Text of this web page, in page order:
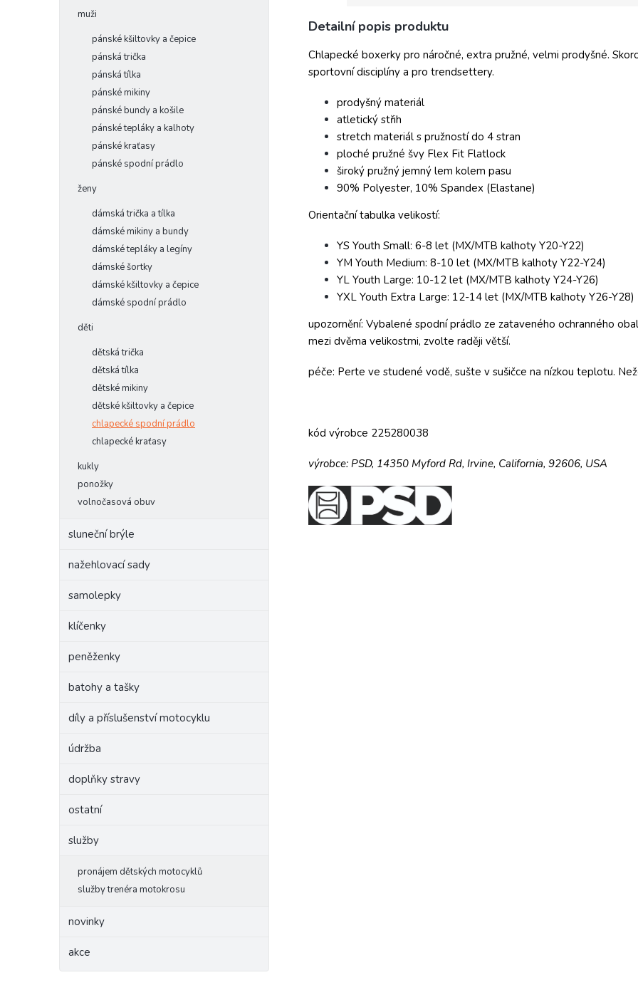
muži
pánské kšiltovky a čepice
pánská trička
pánská tílka
pánské mikiny
pánské bundy a košile
pánské tepláky a kalhoty
pánské kraťasy
pánské spodní prádlo
ženy
dámská trička a tílka
dámské mikiny a bundy
dámské tepláky a legíny
dámské šortky
dámské kšiltovky a čepice
dámské spodní prádlo
děti
dětská trička
dětská tílka
dětské mikiny
dětské kšiltovky a čepice
chlapecké spodní prádlo
chlapecké kraťasy
kukly
ponožky
volnočasová obuv
sluneční brýle
nažehlovací sady
samolepky
klíčenky
peněženky
batohy a tašky
díly a příslušenství motocyklu
údržba
doplňky stravy
ostatní
služby
pronájem dětských motocyklů
služby trenéra motokrosu
novinky
akce
Detailní popis produktu
Chlapecké boxerky pro náročné, extra pružné, velmi prodyšné.
sportovní disciplíny a pro trendsettery.
prodyšný materiál
atletický střih
stretch materiál s pružností do 4 stran
ploché pružné švy Flex Fit Flatlock
široký pružný jemný lem kolem pasu
90% Polyester, 10% Spandex (Elastane)
Orientační tabulka velikostí:
YS Youth Small: 6-8 let (MX/MTB kalhoty Y20-Y22)
YM Youth Medium: 8-10 let (MX/MTB kalhoty Y22-Y24)
YL Youth Large: 10-12 let (MX/MTB kalhoty Y24-Y26)
YXL Youth Extra Large: 12-14 let (MX/MTB kalhoty Y26-Y28)
upozornění: Vybalené spodní prádlo ze zataveného ochranného
mezi dvěma velikostmi, zvolte raději větší.
péče: Perte ve studené vodě, sušte v sušičce na nízkou teplotu.
kód výrobce 225280038
výrobce: PSD, 14350 Myford Rd, Irvine, California, 92606, USA